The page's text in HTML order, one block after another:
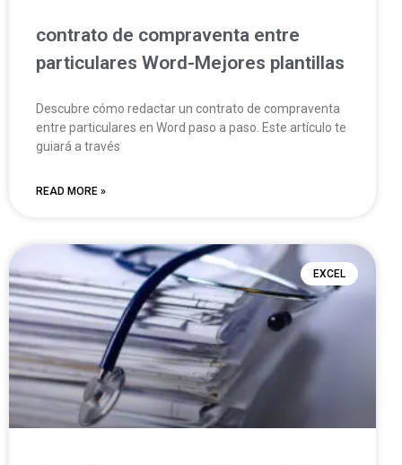
contrato de compraventa entre
particulares Word-Mejores plantillas
Descubre cómo redactar un contrato de compraventa
entre particulares en Word paso a paso. Este artículo te
guiará a través
READ MORE »
EXCEL